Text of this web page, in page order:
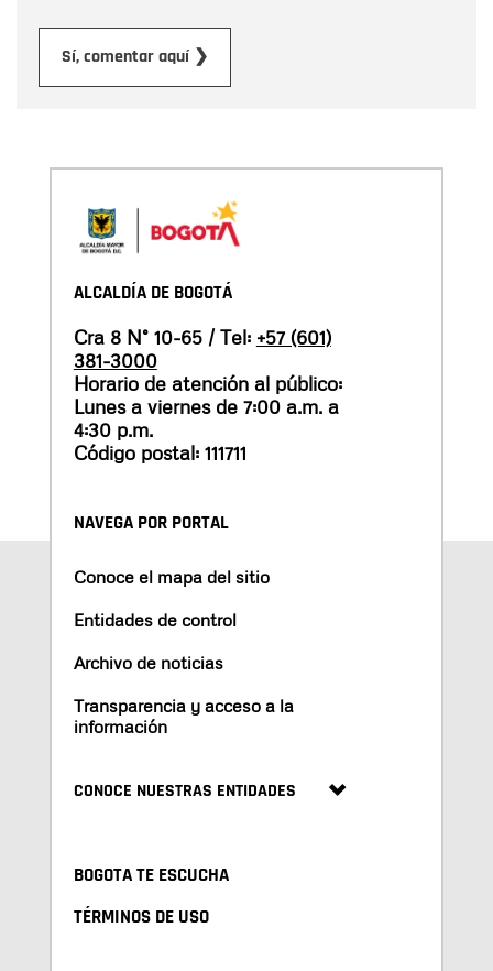
Sí, comentar aquí ❯
ALCALDÍA DE BOGOTÁ
Cra 8 N° 10-65 / Tel: +57 (601)
381-3000
Horario de atención al público:
Lunes a viernes de 7:00 a.m. a
4:30 p.m.
Código postal: 111711
NAVEGA POR PORTAL
Conoce el mapa del sitio
Entidades de control
Archivo de noticias
Transparencia y acceso a la
información
CONOCE NUESTRAS ENTIDADES
BOGOTA TE ESCUCHA
TÉRMINOS DE USO